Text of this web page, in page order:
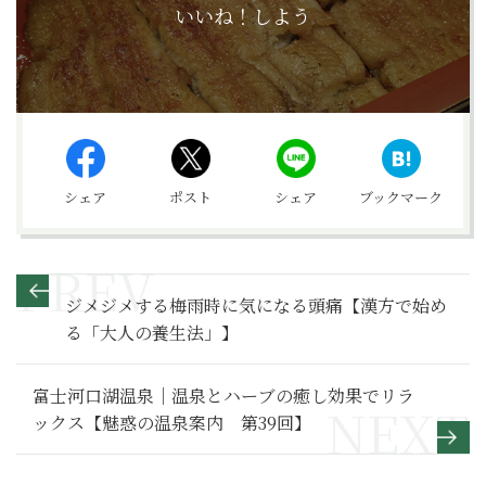
いいね！しよう
シェア ポスト シェア ブックマーク
ジメジメする梅雨時に気になる頭痛【漢方で始め
る「大人の養生法」】
富士河口湖温泉｜温泉とハーブの癒し効果でリラ
ックス【魅惑の温泉案内 第39回】